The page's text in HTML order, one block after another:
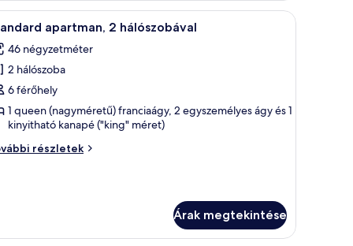
nagy ágy, egy íróasztal székkkel, egy kis asztal és egy virágtál található.
Egy modern hálószoba, melyben egy nagy
3 apartman, 2 hálószobával
46 négyzetméter
2 hálószoba
6 férőhely
1 queen (nagyméretű) franciaágy, 2 egyszemélyes ágy és 1
kinyitható kanapé ("king" méret)
részletek
Árak megtekintése